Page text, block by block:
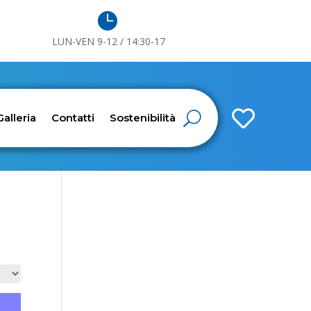

LUN-VEN 9-12 / 14:30-17

Contatti Sostenibilità